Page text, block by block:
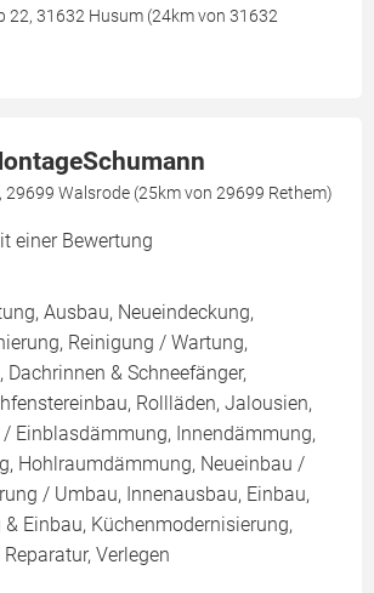
22, 31632 Husum (24km von 31632
29699 Walsrode (25km von 29699 Rethem)
einer Bewertung
Ausbau, Neueindeckung,
Reinigung / Wartung,
& Schneefänger,
Rollläden, Jalousien,
/ Einblasdämmung, Innendämmung,
Hohlraumdämmung, Neueinbau /
/ Umbau, Innenausbau, Einbau,
Einbau, Küchenmodernisierung,
Verlegen